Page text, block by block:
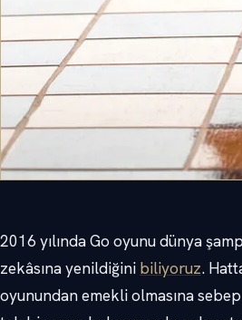
2016 yılında Go oyunu dünya
zekâsına yenildiğini biliyoruz.
oyunundan emekli olmasına